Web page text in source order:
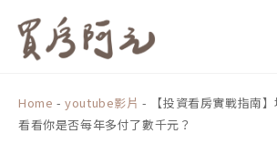
Home -youtube影片 -
【投資看房實戰指南
看看你是否每年多付了數千元？